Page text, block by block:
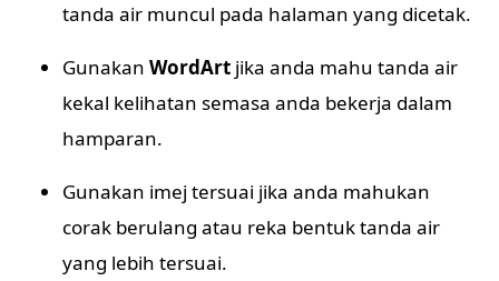
tanda air muncul pada halaman yang dicetak.
Gunakan WordArt jika anda mahu tanda air
kekal kelihatan semasa anda bekerja dalam
hamparan.
Gunakan imej tersuai jika anda mahukan
corak berulang atau reka bentuk tanda air
yang lebih tersuai.